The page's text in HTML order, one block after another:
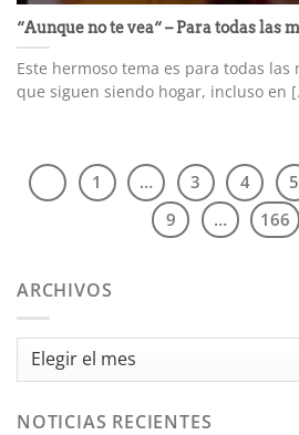
“Aunque no te vea“ – Para todas las
Este hermoso tema es para todas las
que siguen siendo hogar, incluso en
1 … 3 4 5
9
… 166
ARCHIVOS
Archivos
NOTICIAS RECIENTES